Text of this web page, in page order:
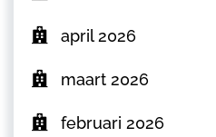
april 2026
maart 2026
februari 2026